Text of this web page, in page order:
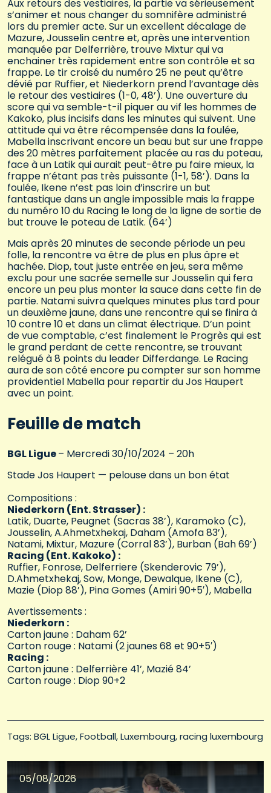
Aux retours des vestiaires, la partie va sérieusement
s’animer et nous changer du somnifère administré
lors du premier acte. Sur un excellent décalage de
Mazure, Jousselin centre et, après une intervention
manquée par Delferrière, trouve Mixtur qui va
enchainer très rapidement entre son contrôle et sa
frappe. Le tir croisé du numéro 25 ne peut qu’être
dévié par Ruffier, et Niederkorn prend l’avantage dès
le retour des vestiaires (1-0, 48’). Une ouverture du
score qui va semble-t-il piquer au vif les hommes de
Kakoko, plus incisifs dans les minutes qui suivent. Une
attitude qui va être récompensée dans la foulée,
Mabella inscrivant encore un beau but sur une frappe
des 20 mètres parfaitement placée au ras du poteau,
face à un Latik qui aurait peut-être pu faire mieux, la
frappe n’étant pas très puissante (1-1, 58’). Dans la
foulée, Ikene n’est pas loin d’inscrire un but
fantastique dans un angle impossible mais la frappe
du numéro 10 du Racing le long de la ligne de sortie de
but trouve le poteau de Latik. (64’)
Mais après 20 minutes de seconde période un peu
folle, la rencontre va être de plus en plus âpre et
hachée. Diop, tout juste entrée en jeu, sera même
exclu pour une sacrée semelle sur Jousselin qui fera
encore un peu plus monter la sauce dans cette fin de
partie. Natami suivra quelques minutes plus tard pour
un deuxième jaune, dans une rencontre qui se finira à
10 contre 10 et dans un climat électrique. D’un point
de vue comptable, c’est finalement le Progrès qui est
le grand perdant de cette rencontre, se trouvant
relégué à 8 points du leader Differdange. Le Racing
aura de son côté encore pu compter sur son homme
providentiel Mabella pour repartir du Jos Haupert
avec un point.
Feuille de match
BGL Ligue– Mercredi 30/10/2024 – 20h
Stade Jos Haupert — pelouse dans un bon état
Compositions :
Niederkorn (Ent. Strasser) :
Latik, Duarte, Peugnet (Sacras 38’), Karamoko (C),
Jousselin, A.Ahmetxhekaj, Daham (Amofa 83’),
Natami, Mixtur, Mazure (Corral 83’), Burban (Bah 69’)
Racing (Ent. Kakoko) :
Ruffier, Fonrose, Delferriere (Skenderovic 79’),
D.Ahmetxhekaj, Sow, Monge, Dewalque, Ikene (C),
Mazie (Diop 88’), Pina Gomes (Amiri 90+5′), Mabella
Avertissements :
Niederkorn :
Carton jaune : Daham 62’
Carton rouge : Natami (2 jaunes 68 et 90+5′)
Racing :
Carton jaune : Delferrière 41’, Mazié 84’
Carton rouge : Diop 90+2
Tags: BGL Ligue Football Luxembourg racing luxembourg
05/08/2026